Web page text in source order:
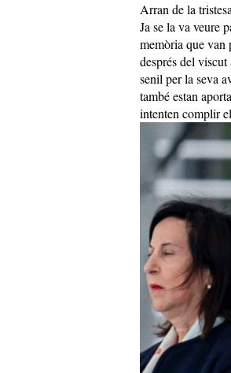
Arran de la
Ja se la va veure
memòria que van
després del
senil per la seva
també estan
intenten complir